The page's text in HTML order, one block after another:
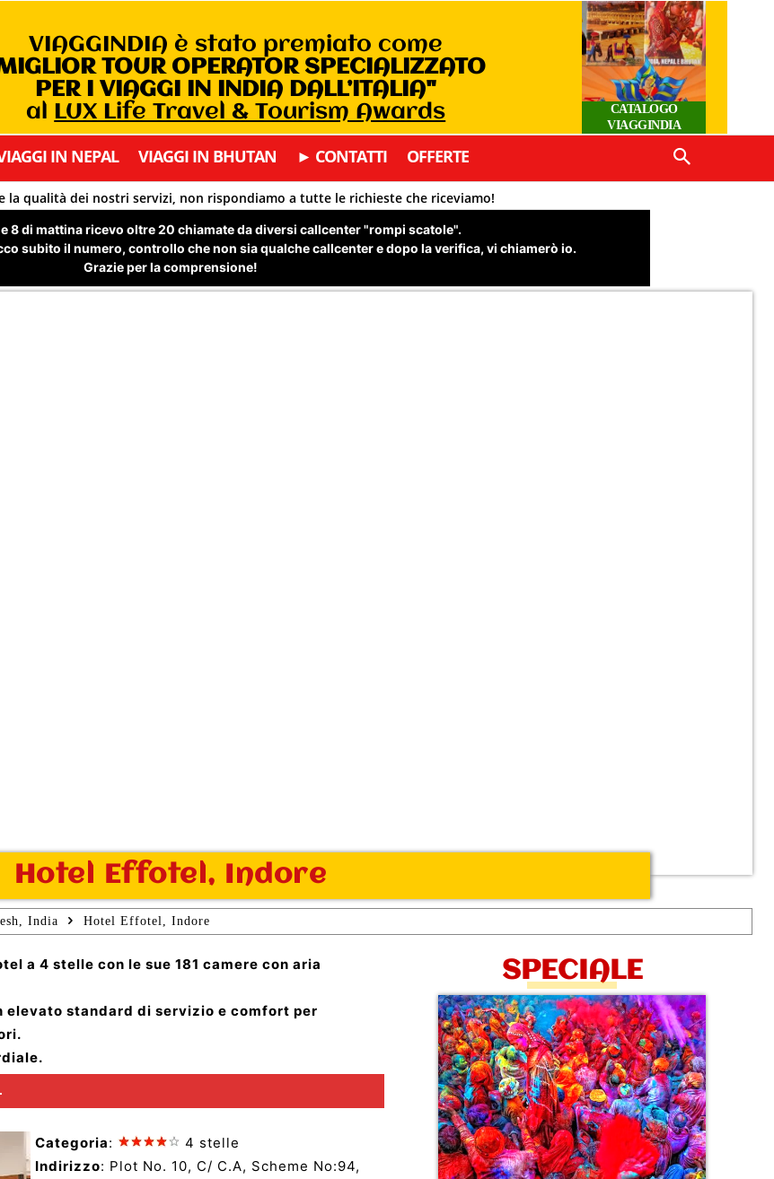
VIAGGINDIA è stato premiato come
TOUR OPERATOR SPECIALIZZATO
PER I VIAGGI IN INDIA DALL’ITALIA"
al LUX Life Travel & Tourism Awards
CATALOGO
VIAGGINDIA
IN NEPAL VIAGGI IN BHUTAN ► CONTATTI OFFERTE
la qualità dei nostri servizi, non rispondiamo a tutte le richieste che riceviamo!
8 di mattina ricevo oltre 20 chiamate da diversi callcenter "rompi scatole".
subito il numero, controllo che non sia qualche callcenter e dopo la verifica, vi chiamerò io.
Grazie per la comprensione!
Hotel Effotel, Indore
India Hotel Effotel, Indore
a 4 stelle con le sue 181 camere con aria
elevato standard di servizio e comfort per
Categoria:
4 stelle
Indirizzo: Plot No. 10, C/ C.A, Scheme No:94,
SPECIALE